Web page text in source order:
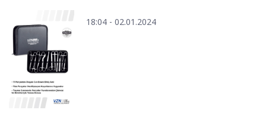
18:04 - 02.01.2024